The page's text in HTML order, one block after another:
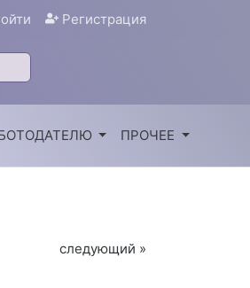
Регистрация
ПРОЧЕЕ
следующий »